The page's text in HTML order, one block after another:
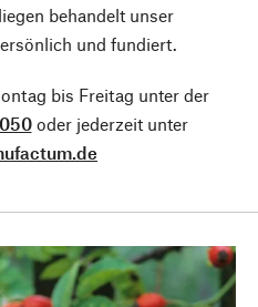
behandelt unser
und fundiert.
bis Freitag unter der
oder jederzeit unter